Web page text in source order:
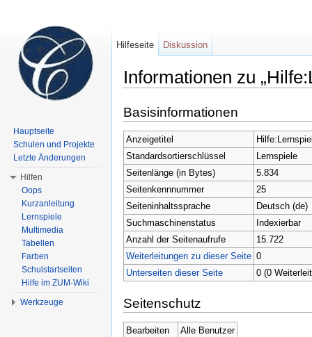
Informationen zu
Basisinformationen
Anzeigetitel
Standardsortierschlüssel
Lernspiele
Seitenlänge (in Bytes)
5.834
Seitenkennnummer
25
Seiteninhaltssprache
Deutsch (de)
Suchmaschinenstatus
Indexierbar
Anzahl der Seitenaufrufe
15.722
Weiterleitungen zu dieser Seite 0
Unterseiten dieser Seite
0 (0
Seitenschutz
Bearbeiten
Alle Benutzer
Hilfeseite Diskussion
Hauptseite
Schulen und Projekte
Letzte Änderungen
Hilfen
Oops
Kurzanleitung
Lernspiele
Multimedia
Tabellen
Farben
Schulstartseiten
Hilfe im ZUM-Wiki
Werkzeuge